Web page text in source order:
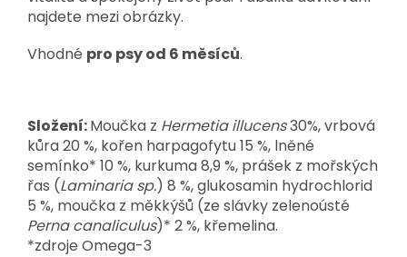
najdete mezi obrázky.
Vhodné pro psy od 6 měsíců.
Složení:Moučka z Hermetia illucens30%, vrbová
kůra 20 %, kořen harpagofytu 15 %, lněné
semínko* 10 %, kurkuma 8,9 %, prášek z mořských
řas (Laminaria sp.) 8 %, glukosamin hydrochlorid
5 %, moučka z měkkýšů (ze slávky zelenoústé
Perna canaliculus)* 2 %, křemelina.
*zdroje Omega-3